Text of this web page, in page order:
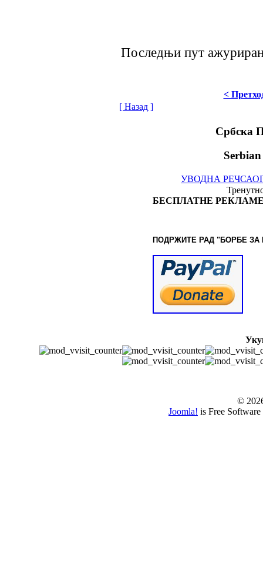
Последњи пут
<
[ Назад ]
Србска
УВОДНА РЕЧ
БЕСПЛАТНЕ
ПОДРЖИТЕ РАД "БОРБЕ ЗА
©
Joomla! is Free